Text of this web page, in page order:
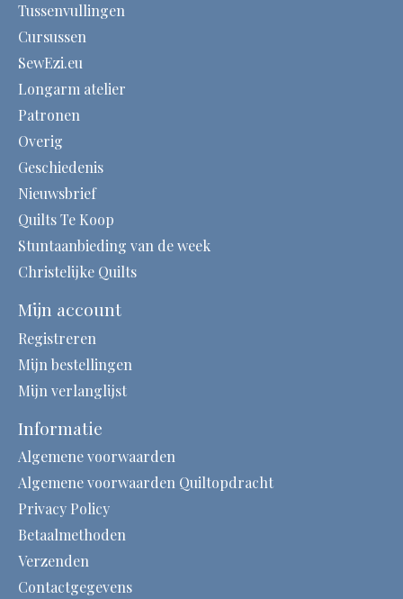
Tussenvullingen
Cursussen
SewEzi.eu
Longarm atelier
Patronen
Overig
Geschiedenis
Nieuwsbrief
Quilts Te Koop
Stuntaanbieding van de week
Christelijke Quilts
Mijn account
Registreren
Mijn bestellingen
Mijn verlanglijst
Informatie
Algemene voorwaarden
Algemene voorwaarden Quiltopdracht
Privacy Policy
Betaalmethoden
Verzenden
Contactgegevens